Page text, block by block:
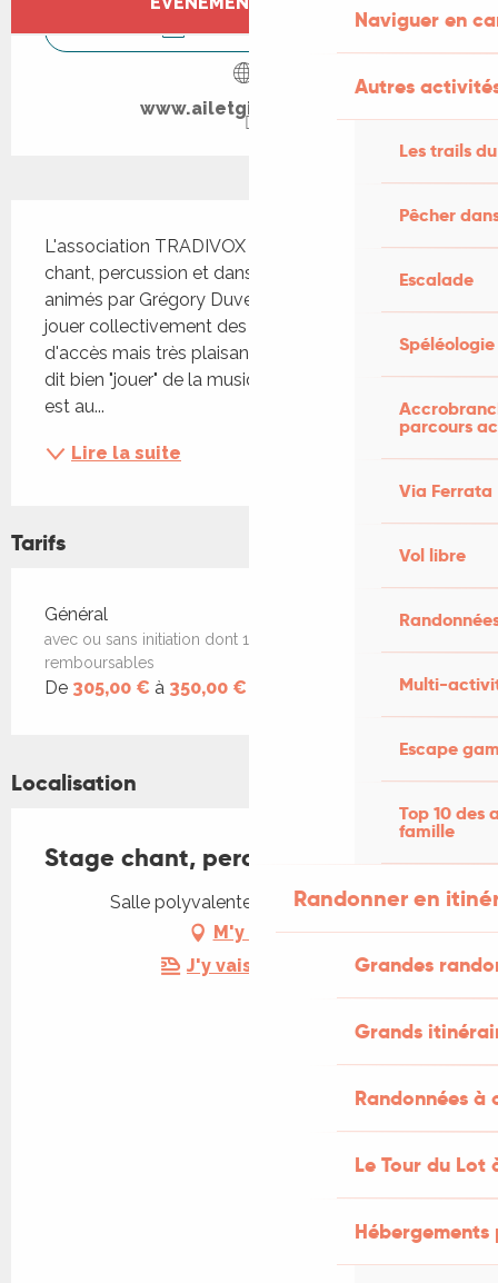
Naviguer en
Autres
Les trails
Pêcher
Escalade
Spéléologie
parcours
Via Ferrata
Vol libre
Multi-
Escape
Top 10 des
famille
Randonner en
Grandes
Grands
Randonnées
Le Tour du Lot
CONTACTEZ-NOUS
www.ailetgingembre.fr
L'association TRADIVOX organise des stages de
chant, percussion et danse de mai à octobre
animés par Grégory Duveau. Notre priorité sera de
jouer collectivement des morceaux simples
d'accès mais très plaisants à jouer (en français, on
dit bien "jouer" de la musique, cette notion de "jeu"
est au...
Lire la suite
Tarifs
Tarifs 2026
Général
avec ou sans initiation dont 100€ d'arrhes non
remboursables
De 305,00 € à 350,00 €
Localisation
Stage chant, percussion et danse
Salle polyvalente, 46300 Léobard
M'y rendre
J'y vais en train !